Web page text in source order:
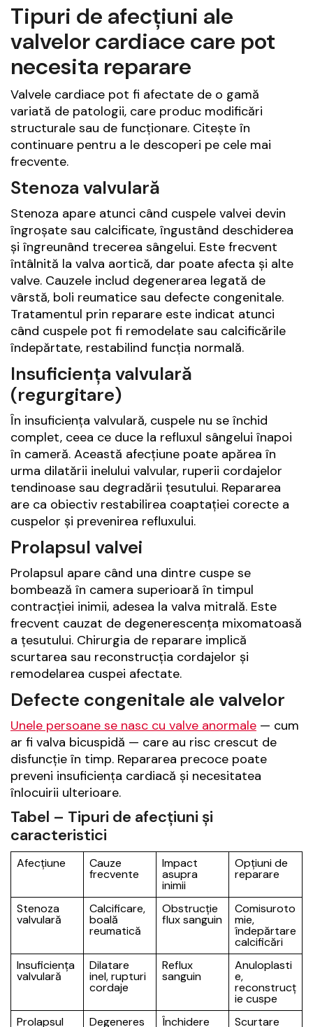
Tipuri de afecțiuni ale
valvelor cardiace care pot
necesita reparare
Valvele cardiace pot fi afectate de o gamă
variată de patologii, care produc modificări
structurale sau de funcționare. Citește în
continuare pentru a le descoperi pe cele mai
frecvente.
Stenoza valvulară
Stenoza apare atunci când cuspele valvei devin
îngroșate sau calcificate, îngustând deschiderea
și îngreunând trecerea sângelui. Este frecvent
întâlnită la valva aortică, dar poate afecta și alte
valve. Cauzele includ degenerarea legată de
vârstă, boli reumatice sau defecte congenitale.
Tratamentul prin reparare este indicat atunci
când cuspele pot fi remodelate sau calcificările
îndepărtate, restabilind funcția normală.
Insuficiența valvulară
(regurgitare)
În insuficiența valvulară, cuspele nu se închid
complet, ceea ce duce la refluxul sângelui înapoi
în cameră. Această afecțiune poate apărea în
urma dilatării inelului valvular, ruperii cordajelor
tendinoase sau degradării țesutului. Repararea
are ca obiectiv restabilirea coaptației corecte a
cuspelor și prevenirea refluxului.
Prolapsul valvei
Prolapsul apare când una dintre cuspe se
bombează în camera superioară în timpul
contracției inimii, adesea la valva mitrală. Este
frecvent cauzat de degenerescența mixomatoasă
a țesutului. Chirurgia de reparare implică
scurtarea sau reconstrucția cordajelor și
remodelarea cuspei afectate.
Defecte congenitale ale valvelor
Unele persoane se nasc cu valve anormale — cum
ar fi valva bicuspidă — care au risc crescut de
disfuncție în timp. Repararea precoce poate
preveni insuficiența cardiacă și necesitatea
înlocuirii ulterioare.
Tabel – Tipuri de afecțiuni și
caracteristici
Afecțiune Cauze
frecvente
Impact
asupra
inimii
Opțiuni de
reparare
Stenoza
valvulară
Calcificare,
boală
reumatică
Obstrucție
flux sanguin
Comisuroto
mie,
îndepărtare
calcificări
Insuficiența
valvulară
Dilatare
inel, rupturi
cordaje
Reflux
sanguin
Anuloplasti
e,
reconstrucț
ie cuspe
Prolapsul
Degeneres Închidere Scurtare